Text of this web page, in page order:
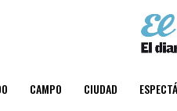
CAMPO CIUDAD